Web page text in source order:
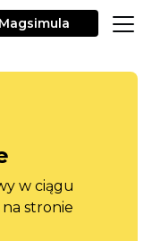
Magsimula
w ciągu
stronie